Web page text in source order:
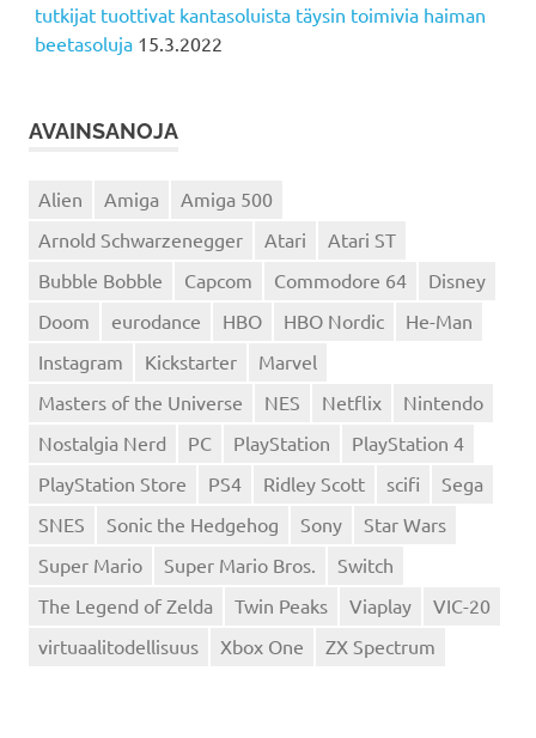
tutkijat tuottivat kantasoluista täysin toimivia haiman
beetasoluja 15.3.2022
AVAINSANOJA
Alien Amiga
Amiga 500
Arnold Schwarzenegger
Atari
Atari ST
Bubble Bobble
Capcom Commodore 64
Disney
Doom
eurodance HBO HBO Nordic
He-Man
Instagram
Kickstarter
Marvel
Masters of the Universe
NES Netflix
Nintendo
Nostalgia Nerd
PC PlayStation
PlayStation 4
PlayStation Store
PS4 Ridley Scott scifi
Sega
SNES
Sonic the Hedgehog Sony
Star Wars
Super Mario
Super Mario Bros.
Switch
The Legend of Zelda
Twin Peaks Viaplay
VIC-20
virtuaalitodellisuus
Xbox One ZX Spectrum